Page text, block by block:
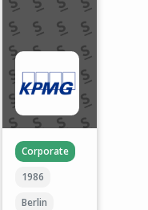
Corporate
1986
Berlin